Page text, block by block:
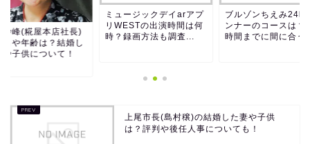
妙峰(糀屋本店社長)
名や年齢は？結婚し
や子供について！
ミュージックデイarアプ
リWESTの出演時間は何
時？録画方法も調査...
ブルゾンちえみ24時
ンナーのコースは？
時間までに間に合う
上尾市長(島村穣)の結婚した妻や子供
は？評判や後任人事についても！